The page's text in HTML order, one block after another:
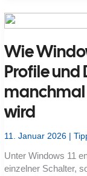
es
und
bedeuten
Präfix,
und
Format
fürs
Routing?
Wie
Profile und
manchmal
wird
11. Januar 2026 |
Unter Windows 11
einzelner Schalter,